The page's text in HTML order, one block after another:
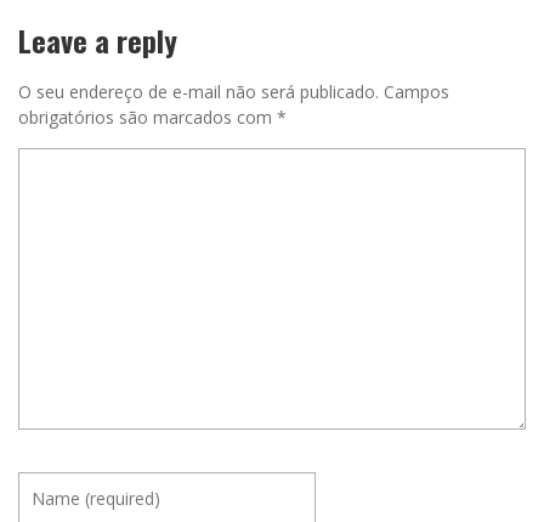
Leave a reply
O seu endereço de e-mail não será publicado. Campos
obrigatórios são marcados com *